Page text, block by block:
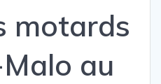
motards
au